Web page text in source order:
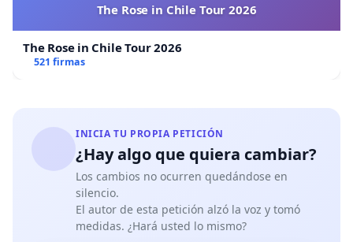
The Rose in Chile Tour 2026
The Rose in Chile Tour 2026
521 firmas
INICIA TU PROPIA PETICIÓN
¿Hay algo que quiera cambiar?
Los cambios no ocurren quedándose en
silencio.
El autor de esta petición alzó la voz y tomó
medidas. ¿Hará usted lo mismo?